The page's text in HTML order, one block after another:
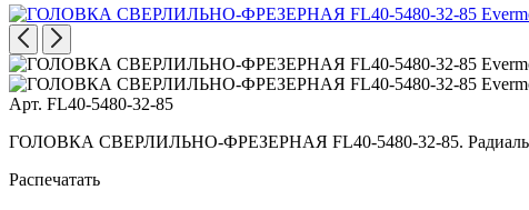
Арт. FL40-5480-32-85
ГОЛОВКА СВЕРЛИЛЬНО-ФРЕЗЕРНАЯ FL40-5480-32-85. Радиальная
Распечатать